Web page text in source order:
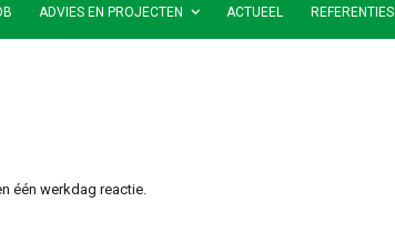
ADVIES EN PROJECTEN ACTUEEL REFERENTIES
één werkdag reactie.